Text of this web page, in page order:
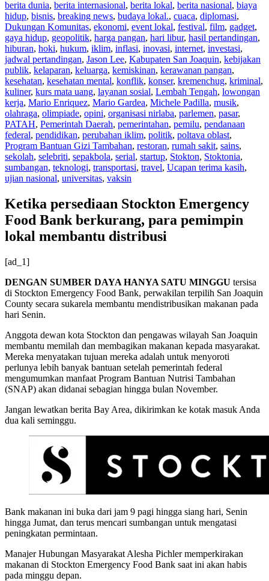
berita dunia, berita internasional, berita lokal, berita nasional, biaya
hidup, bisnis, breaking news, budaya lokal., cuaca, diplomasi,
Dukungan Komunitas, ekonomi, event lokal, festival, film, gadget,
gaya hidup, geopolitik, harga pangan, hari libur, hasil pertandingan,
hiburan, hoki, hukum, iklim, inflasi, inovasi, internet, investasi,
jadwal pertandingan, Jason Lee, Kabupaten San Joaquin, kebijakan
publik, kelaparan, keluarga, kemiskinan, kerawanan pangan,
kesehatan, kesehatan mental, konflik, konser, kremenchug, kriminal,
kuliner, kurs mata uang, layanan sosial, Lembah Tengah, lowongan
kerja, Mario Enriquez, Mario Gardea, Michele Padilla, musik,
olahraga, olimpiade, opini, organisasi nirlaba, parlemen, pasar,
PATAH, Pemerintah Daerah, pemerintahan, pemilu, pendanaan
federal, pendidikan, perubahan iklim, politik, poltava oblast,
Program Bantuan Gizi Tambahan, restoran, rumah sakit, sains,
sekolah, selebriti, sepakbola, serial, startup, Stokton, Stoktonia,
sumbangan, teknologi, transportasi, travel, Ucapan terima kasih,
ujian nasional, universitas, vaksin
Ketika persediaan Stockton Emergency
Food Bank berkurang, para pemimpin
lokal membantu distribusi
[ad_1]
DENGAN SUMBER DAYA HANYA SATU MINGGU tersisa
di Stockton Emergency Food Bank, perwakilan terpilih San Joaquin
County secara sukarela membantu mendistribusikan makanan pada
hari Senin.
Anggota dewan kota Stockton dan pengawas wilayah San Joaquin
membantu memilah dan membagikan makanan kepada masyarakat.
Mereka menyatakan tujuan mereka adalah untuk menyoroti
perlunya lebih banyak bantuan setelah pemerintah federal
mengumumkan manfaat Program Bantuan Nutrisi Tambahan
(SNAP) akan didanai sebagian hingga bulan November.
Jangan lewatkan berita Bay Area, dikirimkan ke kotak masuk Anda
dua kali seminggu.
Bank makanan ini buka dari jam 9 pagi hingga siang hari, Senin
hingga Jumat, dan terus mencari sumbangan untuk mengatasi
peningkatan permintaan.
Manajer Hubungan Masyarakat Alesha Pichler memperkirakan
makanan di Stockton Emergency Food Bank saat ini akan habis
pada minggu depan.